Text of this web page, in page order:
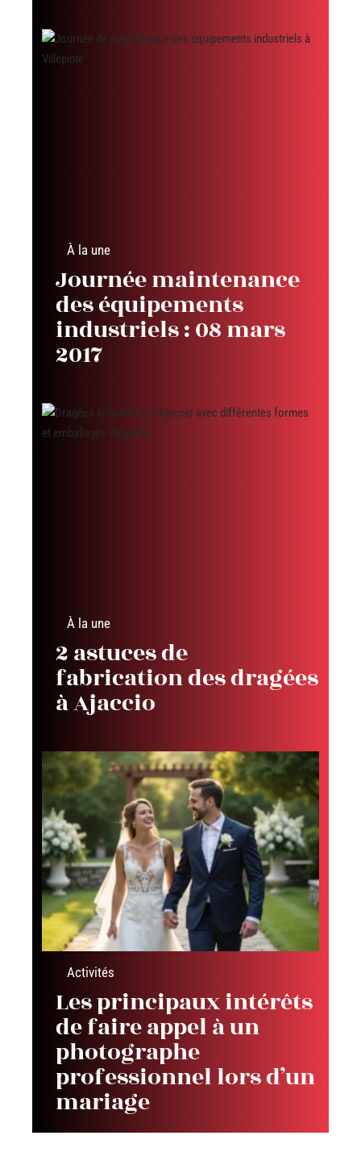
À la une
Journée maintenance
des équipements
industriels : 08 mars
2017
À la une
2 astuces de
fabrication des dragées
à Ajaccio
Activités
Les principaux intérêts
de faire appel à un
photographe
professionnel lors d’un
mariage